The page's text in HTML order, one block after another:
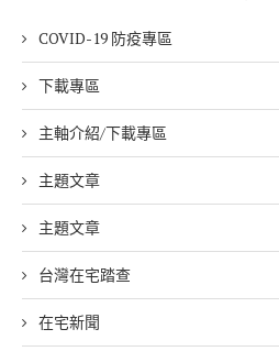
COVID-19 防疫專區
下載專區
主軸介紹/下載專區
主題文章
主題文章
台灣在宅踏查
在宅新聞